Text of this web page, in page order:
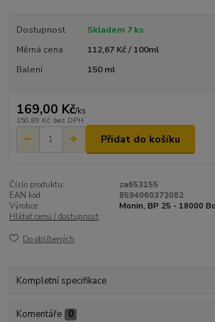
Dostupnost
Skladem 7 ks
Měrná cena
112,67 Kč / 100ml
Balení
150 ml
169,00 Kč/ks
150,89 Kč bez DPH
Přidat do košíku
Číslo produktu:
za653155
EAN kód:
8594060372082
Výrobce:
Monin, BP 25 - 18000
Hlídat cenu / dostupnost
Do oblíbených
Kompletní specifikace
Komentáře 0